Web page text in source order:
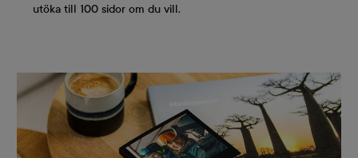
utöka till 100 sidor om du vill.